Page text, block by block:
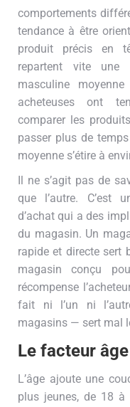
comportements
tendance à être
produit précis en
repartent vite une
masculine
acheteuses ont
comparer les
passer plus de
moyenne s’étire à
Il ne s’agit pas de
que l’autre. C’est
d’achat qui a des
du magasin. Un
rapide et directe sert
magasin conçu
récompense
fait ni l’un ni
magasins — sert mal
Le facteur âge
L’âge ajoute une
plus jeunes, de 18 à